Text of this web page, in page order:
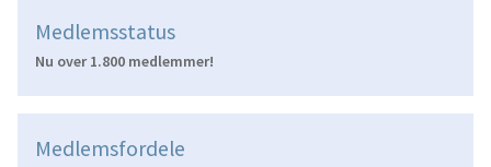
Medlemsstatus
Nu over 1.800 medlemmer!
Medlemsfordele